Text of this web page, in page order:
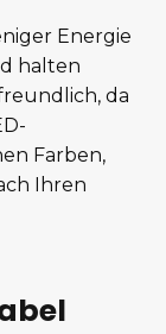
Energie
halten
da
Farben,
Ihren